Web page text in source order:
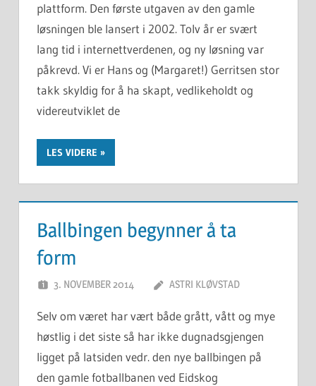
plattform. Den første utgaven av den gamle
løsningen ble lansert i 2002. Tolv år er svært
lang tid i internettverdenen, og ny løsning var
påkrevd. Vi er Hans og (Margaret!) Gerritsen stor
takk skyldig for å ha skapt, vedlikeholdt og
videreutviklet de
LES VIDERE
Ballbingen begynner å ta
form
3. NOVEMBER 2014 ASTRI KLØVSTAD
Selv om været har vært både grått, vått og mye
høstlig i det siste så har ikke dugnadsgjengen
ligget på latsiden vedr. den nye ballbingen på
den gamle fotballbanen ved Eidskog